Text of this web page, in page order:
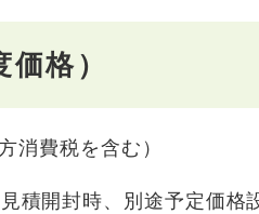
格）
消費税を含む）
積開封時、別途予定価格